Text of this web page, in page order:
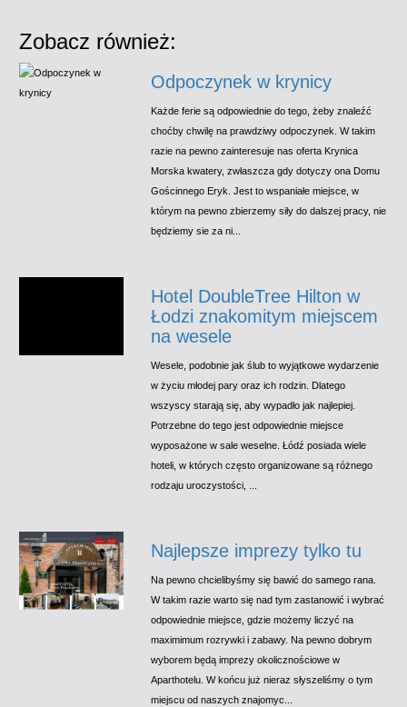
Zobacz również:
Odpoczynek w krynicy
Każde ferie są odpowiednie do tego, żeby znaleźć
choćby chwilę na prawdziwy odpoczynek. W takim
razie na pewno zainteresuje nas oferta Krynica
Morska kwatery, zwłaszcza gdy dotyczy ona Domu
Gościnnego Eryk. Jest to wspaniałe miejsce, w
którym na pewno zbierzemy siły do dalszej pracy, nie
będziemy sie za ni...
Hotel DoubleTree Hilton w
Łodzi znakomitym miejscem
na wesele
Wesele, podobnie jak ślub to wyjątkowe wydarzenie
w życiu młodej pary oraz ich rodzin. Dlatego
wszyscy starają się, aby wypadło jak najlepiej.
Potrzebne do tego jest odpowiednie miejsce
wyposażone w sale weselne. Łódź posiada wiele
hoteli, w których często organizowane są różnego
rodzaju uroczystości, ...
Najlepsze imprezy tylko tu
Na pewno chcielibyśmy się bawić do samego rana.
W takim razie warto się nad tym zastanowić i wybrać
odpowiednie miejsce, gdzie możemy liczyć na
maximimum rozrywki i zabawy. Na pewno dobrym
wyborem będą imprezy okolicznościowe w
Aparthotelu. W końcu już nieraz słyszeliśmy o tym
miejscu od naszych znajomyc...